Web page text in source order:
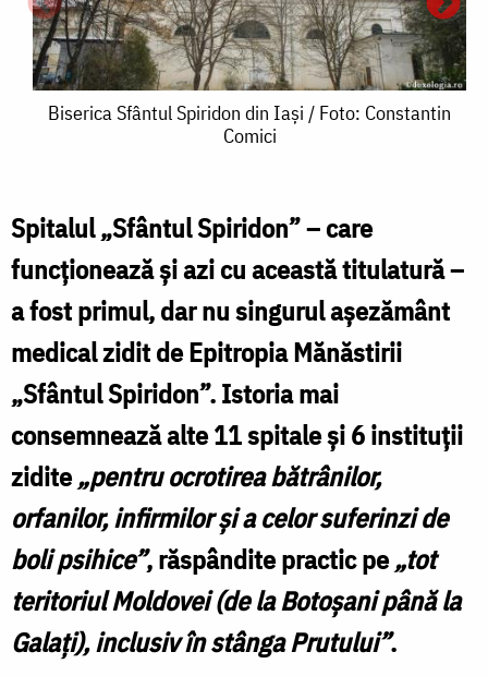
Biserica
din
Iași
/
Foto:
Constantin
Biserica Sfântul Spiridon din Iași / Foto: Constantin
Comici
Spitalul „Sfântul Spiridon” – care
funcționează și azi cu această titulatură –
a fost primul, dar nu singurul așezământ
medical zidit de Epitropia Mănăstirii
„Sfântul Spiridon”. Istoria mai
consemnează alte 11 spitale și 6 instituții
zidite„pentru ocrotirea bătrânilor,
orfanilor, infirmilor și a celor suferinzi de
boli psihice”, răspândite practic pe„tot
teritoriul Moldovei (de la Botoșani până la
Galați), inclusiv în stânga Prutului”.